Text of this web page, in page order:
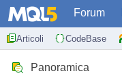
Forum
Articoli CodeBase
Panoramica